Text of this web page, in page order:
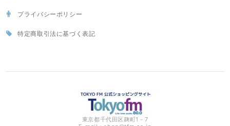
プライバシーポリシー
特定商取引法に基づく表記
東京都千代田区麹町1－7